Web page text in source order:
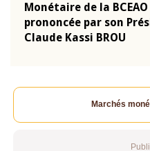
Monétaire de la
prononcée par son
Claude Kassi BROU
Marchés